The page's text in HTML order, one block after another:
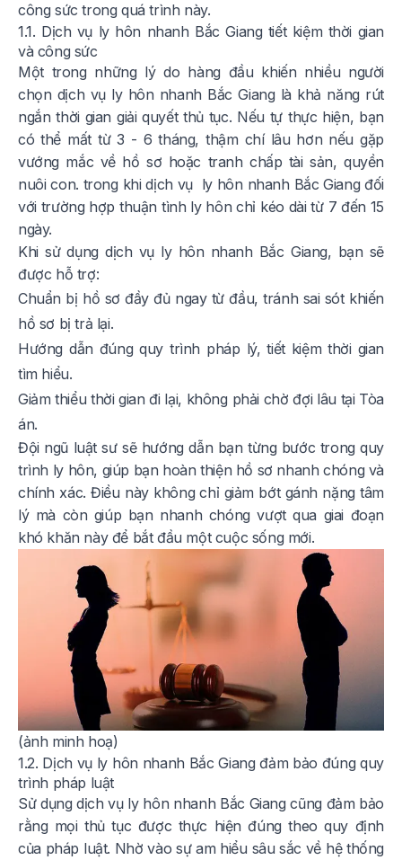
công sức trong quá trình này.
1.1. Dịch vụ ly hôn nhanh Bắc Giang tiết kiệm thời gian
và công sức
Một trong những lý do hàng đầu khiến nhiều người
chọn dịch vụ ly hôn nhanh Bắc Giang là khả năng rút
ngắn thời gian giải quyết thủ tục. Nếu tự thực hiện, bạn
có thể mất từ 3 - 6 tháng, thậm chí lâu hơn nếu gặp
vướng mắc về hồ sơ hoặc tranh chấp tài sản, quyền
nuôi con. trong khi dịch vụ ly hôn nhanh Bắc Giang đối
với trường hợp thuận tình ly hôn chỉ kéo dài từ 7 đến 15
ngày.
Khi sử dụng dịch vụ ly hôn nhanh Bắc Giang, bạn sẽ
được hỗ trợ:
Chuẩn bị hồ sơ đầy đủ ngay từ đầu, tránh sai sót khiến
hồ sơ bị trả lại.
Hướng dẫn đúng quy trình pháp lý, tiết kiệm thời gian
tìm hiểu.
Giảm thiểu thời gian đi lại, không phải chờ đợi lâu tại Tòa
án.
Đội ngũ luật sư sẽ hướng dẫn bạn từng bước trong quy
trình ly hôn, giúp bạn hoàn thiện hồ sơ nhanh chóng và
chính xác. Điều này không chỉ giảm bớt gánh nặng tâm
lý mà còn giúp bạn nhanh chóng vượt qua giai đoạn
khó khăn này để bắt đầu một cuộc sống mới.
(ảnh minh hoạ)
1.2. Dịch vụ ly hôn nhanh Bắc Giang đảm bảo đúng quy
trình pháp luật
Sử dụng dịch vụ ly hôn nhanh Bắc Giang cũng đảm bảo
rằng mọi thủ tục được thực hiện đúng theo quy định
của pháp luật. Nhờ vào sự am hiểu sâu sắc về hệ thống